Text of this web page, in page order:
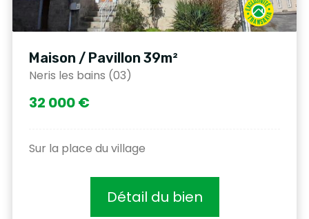
Maison / Pavillon 39m²
Neris les bains (03)
32 000 €
Sur la place du village
Détail du bien